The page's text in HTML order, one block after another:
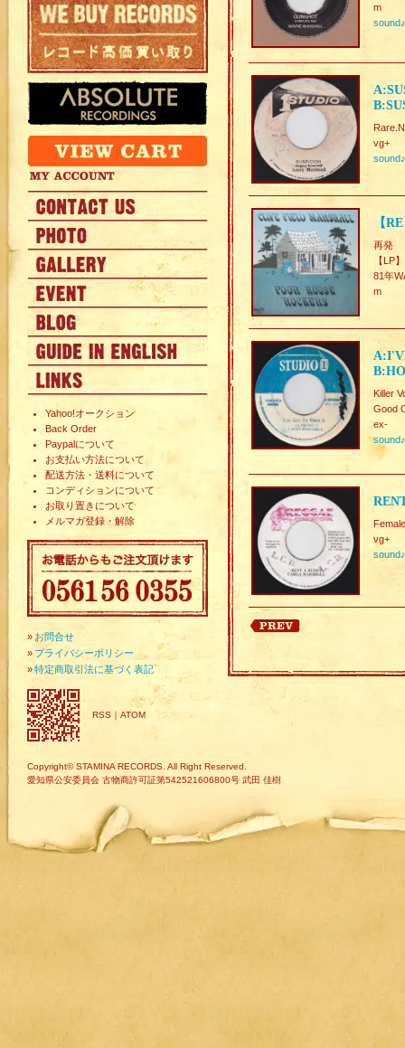
Yahoo!オークション
Back Order
Paypalについて
お支払い方法について
配送方法・送料について
コンディションについて
お取り置きについて
メルマガ登録・解除
» お問合せ
» プライバシーポリシー
»特定商取引法に基づく表記
RSS ｜ ATOM
m
sound♪
vg+
sound♪
【
再発
【LP】
81年
m
Killer
Good
ex-
sound♪
vg+
sound♪
Copyright© STAMINA RECORDS. All Right Reserved.
愛知県公安委員会 古物商許可証第542521606800号 武田 佳樹